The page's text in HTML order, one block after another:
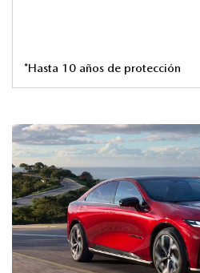
*Hasta 10 años de protección